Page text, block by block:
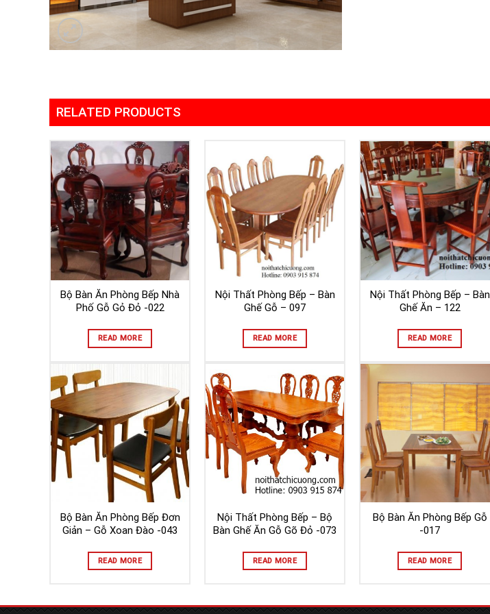
RELATED PRODUCTS
Bộ Bàn Ăn Phòng Bếp Nhà
Phố Gỗ Gỏ Đỏ -022
READ MORE
Nội Thất Phòng Bếp – Bàn
Ghế Gỗ – 097
READ MORE
Nội Thất Phòng Bếp – Bàn
Ghế Ăn – 122
READ MORE
Bộ Bàn Ăn Phòng Bếp Đơn
Giản – Gỗ Xoan Đào -043
READ MORE
Nội Thất Phòng Bếp – Bộ
Bàn Ghế Ăn Gỗ Gõ Đỏ -073
READ MORE
Bộ Bàn Ăn Phòng Bếp Gỗ
-017
READ MORE